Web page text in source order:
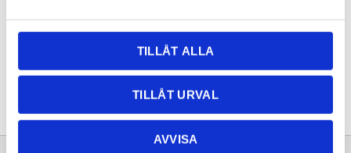
TILLÅT ALLA
TILLÅT URVAL
AVVISA
Dela med dig
Facebook
TwitterLinkedIn